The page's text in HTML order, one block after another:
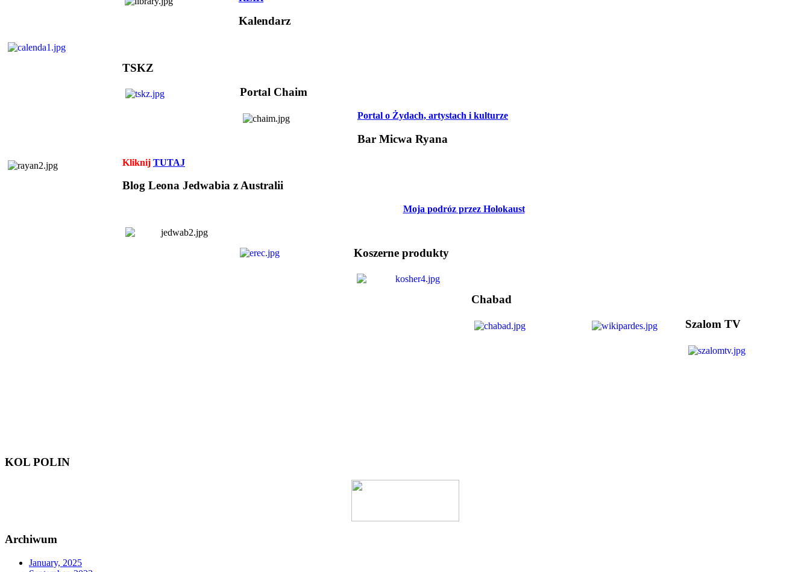
Kalendarz
TSKZ
Portal Chaim
Portal o Żydach, artystach i kulturze
Bar Micwa Ryana
Kliknij TUTAJ
Blog Leona Jedwabia z Australii
Moja podróz przez Holokaust
Koszerne produkty
Chabad
Szalom TV
KOL POLIN
Archiwum
January, 2025